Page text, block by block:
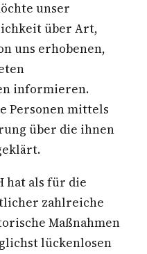
unser
über Art,
uns erhobenen,
informieren.
Personen mittels
über die ihnen
hat als für die
zahlreiche
Maßnahmen
lückenlosen